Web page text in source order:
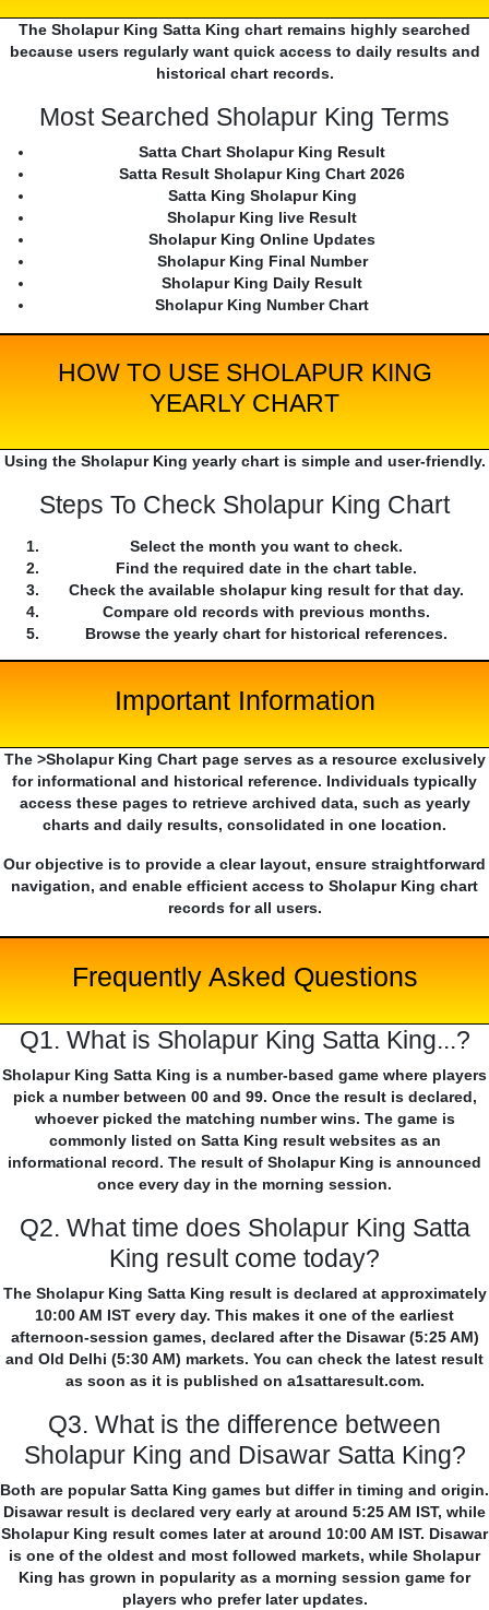
The Sholapur King Satta King chart remains highly searched
because users regularly want quick access to daily results and
historical chart records.
Most Searched Sholapur King Terms
Satta Chart Sholapur King Result
Satta Result Sholapur King Chart 2026
Satta King Sholapur King
Sholapur King live Result
Sholapur King Online Updates
Sholapur King Final Number
Sholapur King Daily Result
Sholapur King Number Chart
HOW TO USE SHOLAPUR KING
YEARLY CHART
Using the Sholapur King yearly chart is simple and user-friendly.
Steps To Check Sholapur King Chart
Select the month you want to check.
Find the required date in the chart table.
Check the available sholapur king result for that day.
Compare old records with previous months.
Browse the yearly chart for historical references.
Important Information
The >Sholapur King Chart page serves as a resource exclusively
for informational and historical reference. Individuals typically
access these pages to retrieve archived data, such as yearly
charts and daily results, consolidated in one location.
Our objective is to provide a clear layout, ensure straightforward
navigation, and enable efficient access to Sholapur King chart
records for all users.
Frequently Asked Questions
Q1. What is Sholapur King Satta King...?
Sholapur King Satta King is a number-based game where players
pick a number between 00 and 99. Once the result is declared,
whoever picked the matching number wins. The game is
commonly listed on Satta King result websites as an
informational record. The result of Sholapur King is announced
once every day in the morning session.
Q2. What time does Sholapur King Satta
King result come today?
The Sholapur King Satta King result is declared at approximately
10:00 AM IST every day. This makes it one of the earliest
afternoon-session games, declared after the Disawar (5:25 AM)
and Old Delhi (5:30 AM) markets. You can check the latest result
as soon as it is published on a1sattaresult.com.
Q3. What is the difference between
Sholapur King and Disawar Satta King?
Both are popular Satta King games but differ in timing and origin.
Disawar result is declared very early at around 5:25 AM IST, while
Sholapur King result comes later at around 10:00 AM IST. Disawar
is one of the oldest and most followed markets, while Sholapur
King has grown in popularity as a morning session game for
players who prefer later updates.